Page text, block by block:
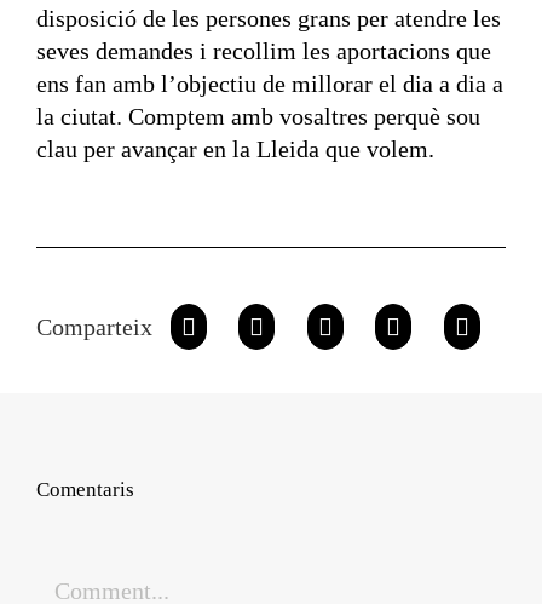
disposició de les persones grans per atendre les
seves demandes i recollim les aportacions que
ens fan amb l’objectiu de millorar el dia a dia a
la ciutat. Comptem amb vosaltres perquè sou
clau per avançar en la Lleida que volem.
Comparteix
Comentaris
Comment